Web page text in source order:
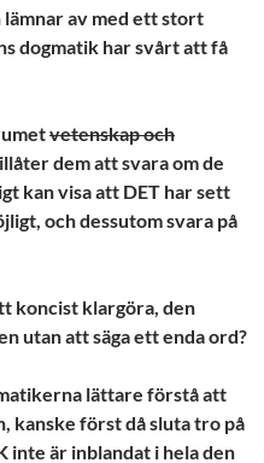
av med ett stort
dogmatik har svårt att få
vetenskap och
dem att svara om de
kan visa att DET har sett
och dessutom svara på
koncist klargöra, den
utan att säga ett enda ord?
lättare förstå att
kanske först då sluta tro på
inte är inblandat i hela den